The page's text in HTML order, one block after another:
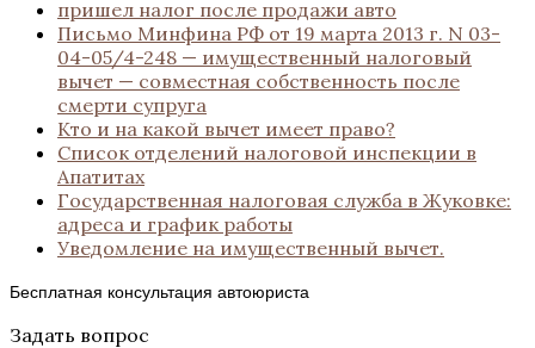
пришел налог после продажи авто
Письмо Минфина РФ от 19 марта 2013 г. N 03-
04-05/4-248 — имущественный налоговый
вычет — совместная собственность после
смерти супруга
Кто и на какой вычет имеет право?
Список отделений налоговой инспекции в
Апатитах
Государственная налоговая служба в Жуковке:
адреса и график работы
Уведомление на имущественный вычет.
Бесплатная консультация автоюриста
Задать вопрос